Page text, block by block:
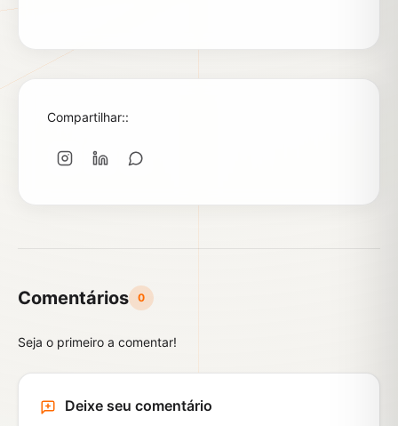
Compartilhar::
Comentários 0
Seja o primeiro a comentar!
Deixe seu comentário